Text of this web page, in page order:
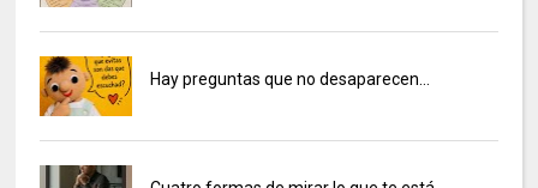
Hay preguntas que no desaparecen…